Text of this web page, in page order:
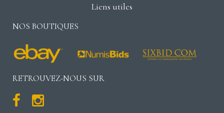
Liens utiles
NOS BOUTIQUES
RETROUVEZ-NOUS SUR